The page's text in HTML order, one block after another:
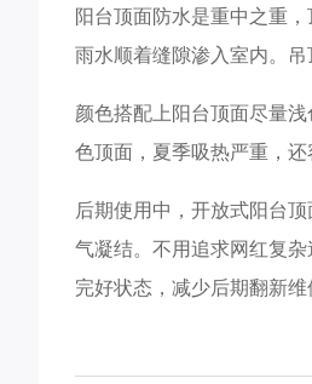
阳台顶面防水是重中之重
雨水顺着缝隙渗入室内。
颜色搭配上阳台顶面尽量
色顶面，夏季吸热严重，
后期使用中，开放式阳台
气凝结。不用追求网红复
完好状态，减少后期翻新维